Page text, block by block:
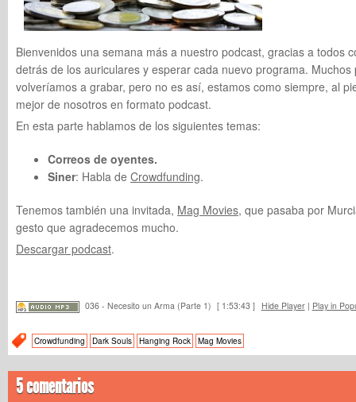
Bienvenidos una semana más a nuestro podcast, gracias a todos
detrás de los auriculares y esperar cada nuevo programa.
volveríamos a grabar, pero no es así, estamos como siempre, al
mejor de nosotros en formato podcast.
En esta parte hablamos de los siguientes temas:
Correos de oyentes.
Siner: Habla de Crowdfunding.
Tenemos también una invitada, Mag Movies, que pasaba por
gesto que agradecemos mucho.
Descargar podcast.
036 - Necesito un Arma (Parte 1) [ 1:53:43 ] Hide Player| Play in
Crowdfunding Dark Souls Hanging Rock Mag Movies
5 comentarios